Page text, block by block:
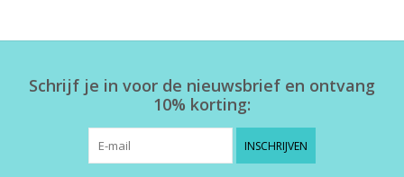
Schrijf je in voor de nieuwsbrief en ontvang
10% korting:
INSCHRIJVEN